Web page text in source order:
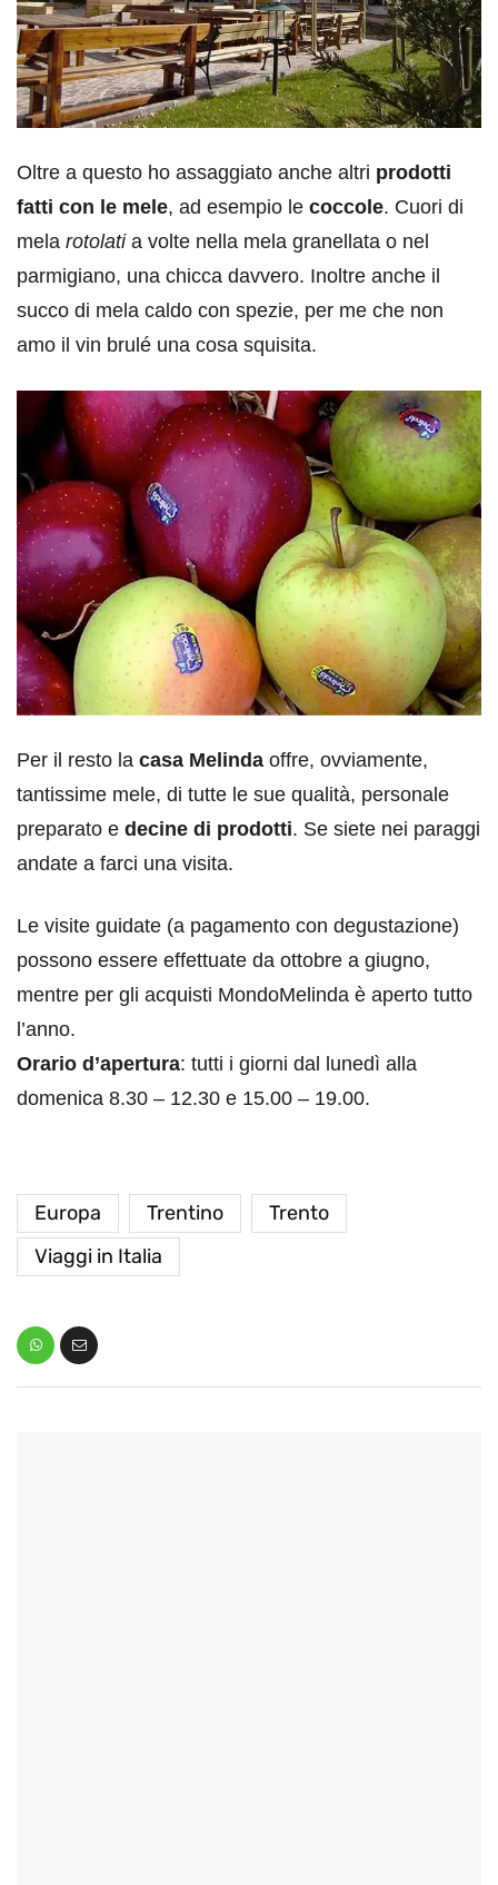
Oltre a questo ho assaggiato anche altri prodotti
fatti con le mele, ad esempio le coccole. Cuori di
mela rotolatia volte nella mela granellata o nel
parmigiano, una chicca davvero. Inoltre anche il
succo di mela caldo con spezie, per me che non
amo il vin brulé una cosa squisita.
Per il resto la casa Melinda offre, ovviamente,
tantissime mele, di tutte le sue qualità, personale
preparato e decine di prodotti. Se siete nei paraggi
andate a farci una visita.
Le visite guidate (a pagamento con degustazione)
possono essere effettuate da ottobre a giugno,
mentre per gli acquisti MondoMelinda è aperto tutto
l’anno.
Orario d’apertura: tutti i giorni dal lunedì alla
domenica 8.30 – 12.30 e 15.00 – 19.00.
Europa Trentino
Trento
Viaggi in Italia